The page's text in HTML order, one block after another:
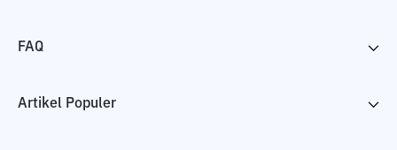
FAQ
Artikel Populer